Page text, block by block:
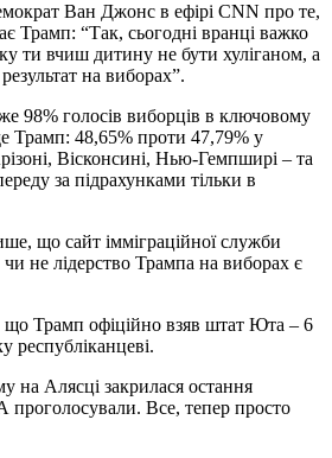
Ван Джонс в ефірі CNN про те,
Трамп: “Так, сьогодні вранці важко
ти вчиш дитину не бути хуліганом, а
на виборах”.
98% голосів виборців в ключовому
Трамп: 48,65% проти 47,79% у
Вісконсині, Нью-Гемпширі – та
за підрахунками тільки в
що сайт імміграційної служби
не лідерство Трампа на виборах є
Трамп офіційно взяв штат Юта – 6
республіканцеві.
на Алясці закрилася остання
Все, тепер просто